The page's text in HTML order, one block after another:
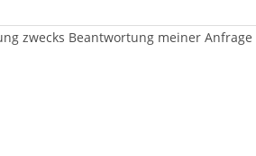
zwecks Beantwortung meiner